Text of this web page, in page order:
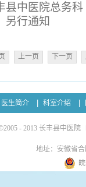
县中医院总务科
另行通知
上一页 下一页
医生简介 科室介绍
- 2013 长丰县中医院
地址：安徽省